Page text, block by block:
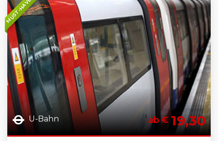
MUST-HAVE
U-Bahn ab €19,30